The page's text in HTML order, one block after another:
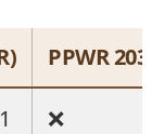
PPWR 2030
❌